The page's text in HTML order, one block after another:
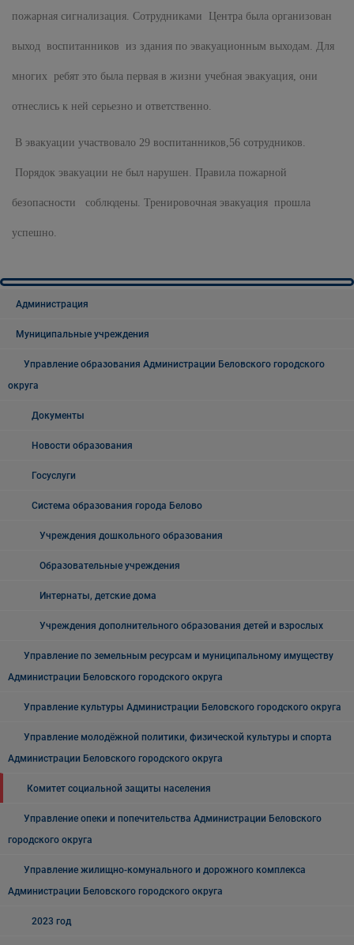
пожарная сигнализация. Сотрудниками Центра была организован
выход воспитанников из здания по эвакуационным выходам. Для
многих ребят это была первая в жизни учебная эвакуация, они
отнеслись к ней серьезно и ответственно.
В эвакуации участвовало 29 воспитанников,56 сотрудников.
Порядок эвакуации не был нарушен. Правила пожарной
безопасности соблюдены. Тренировочная эвакуация прошла
успешно.
Администрация
Муниципальные учреждения
Управление образования Администрации Беловского городского
округа
Документы
Новости образования
Госуслуги
Система образования города Белово
Учреждения дошкольного образования
Образовательные учреждения
Интернаты, детские дома
Учреждения дополнительного образования детей и взрослых
Управление по земельным ресурсам и муниципальному имуществу
Администрации Беловского городского округа
Управление культуры Администрации Беловского городского округа
Управление молодёжной политики, физической культуры и спорта
Администрации Беловского городского округа
Комитет социальной защиты населения
Управление опеки и попечительства Администрации Беловского
городского округа
Управление жилищно-комунального и дорожного комплекса
Администрации Беловского городского округа
2023 год